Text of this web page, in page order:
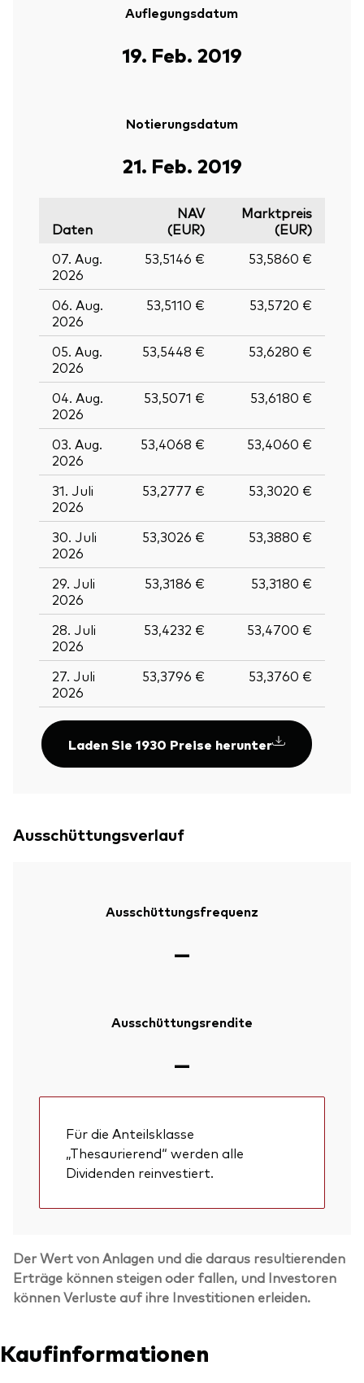
Auflegungsdatum
19. Feb. 2019
Notierungsdatum
21. Feb. 2019
Daten
NAV
(EUR)
Marktpreis
(EUR)
07. Aug.
2026
53,5146 € 53,5860 €
06. Aug.
2026
53,5110 € 53,5720 €
05. Aug.
2026
53,5448 € 53,6280 €
04. Aug.
2026
53,5071 € 53,6180 €
03. Aug.
2026
53,4068 € 53,4060 €
31. Juli
2026
53,2777 € 53,3020 €
30. Juli
2026
53,3026 € 53,3880 €
29. Juli
2026
53,3186 € 53,3180 €
28. Juli
2026
53,4232 € 53,4700 €
27. Juli
2026
53,3796 € 53,3760 €
Laden Sie 1930 Preise herunter
Ausschüttungsverlauf
Ausschüttungsfrequenz
—
Ausschüttungsrendite
—
Für die Anteilsklasse
„Thesaurierend“ werden alle
Dividenden reinvestiert.
Der Wert von Anlagen und die daraus resultierenden
Erträge können steigen oder fallen, und Investoren
können Verluste auf ihre Investitionen erleiden.
Kaufinformationen